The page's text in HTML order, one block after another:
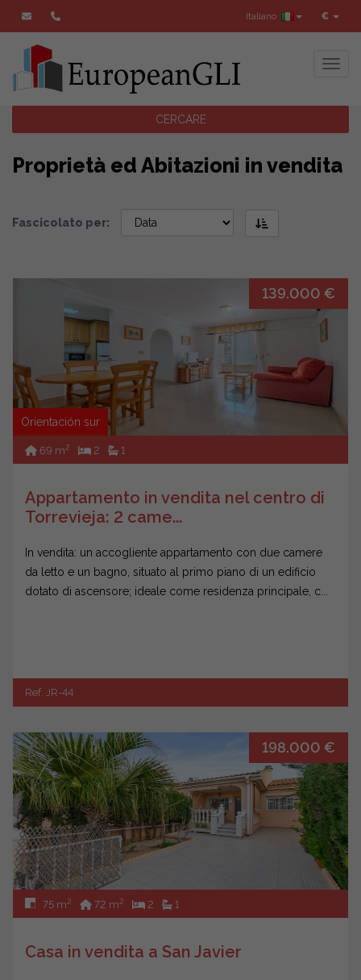
€
Italiano
CERCARE
Proprietà ed Abitazioni in vendita
Fascicolato per:
139.000 €
Orientación sur
69 m2 2 1
Appartamento in vendita nel centro di
Torrevieja: 2 came...
In vendita: un accogliente appartamento con due camere
da letto e un bagno, situato al primo piano di un edificio
dotato di ascensore; ideale come residenza principale, c...
Ref. JR-44
198.000 €
75 m2 72 m2 2 1
Casa in vendita a San Javier